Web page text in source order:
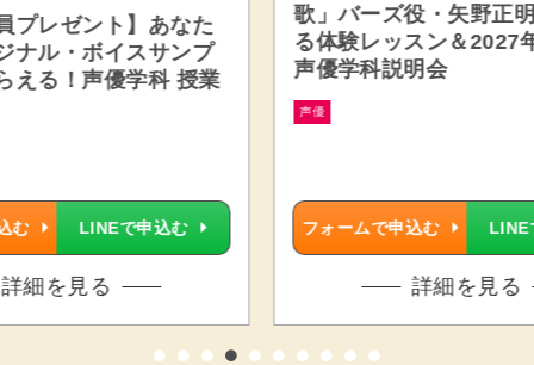
歌」バーズ役・矢野正明さんによ
る体験レッスン＆2027年度生向け
声優学科説明会
フォームで申込む LINEで申込む
作
お
フ
1 2 3 4 5 6 7 8 9 10